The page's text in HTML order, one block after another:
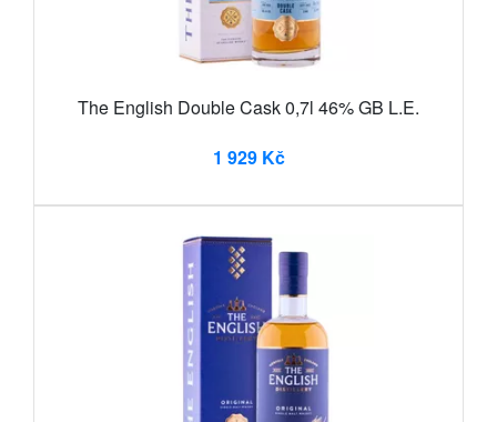
The English Double Cask 0,7l 46% GB L.E.
1 929 Kč